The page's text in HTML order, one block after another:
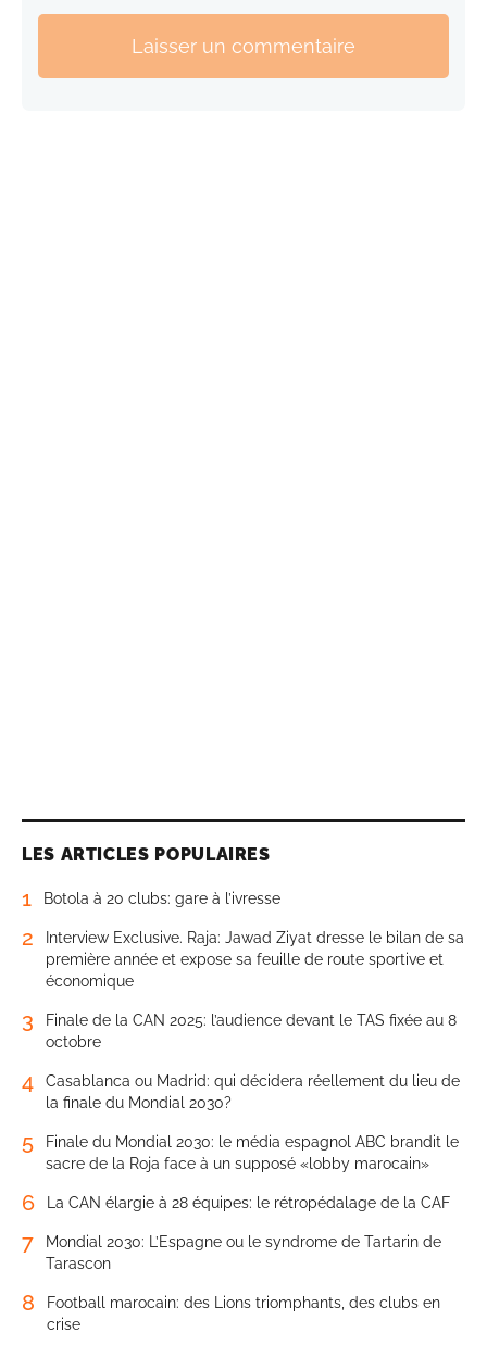
Laisser un commentaire
LES ARTICLES POPULAIRES
1 Botola à 20 clubs: gare à l’ivresse
2
Interview Exclusive. Raja: Jawad Ziyat dresse le bilan de sa
première année et expose sa feuille de route sportive et
économique
3
Finale de la CAN 2025: l’audience devant le TAS fixée au 8
octobre
4
Casablanca ou Madrid: qui décidera réellement du lieu de
la finale du Mondial 2030?
5
Finale du Mondial 2030: le média espagnol ABC brandit le
sacre de la Roja face à un supposé «lobby marocain»
6 La CAN élargie à 28 équipes: le rétropédalage de la CAF
7
Mondial 2030: L’Espagne ou le syndrome de Tartarin de
Tarascon
8
Football marocain: des Lions triomphants, des clubs en
crise